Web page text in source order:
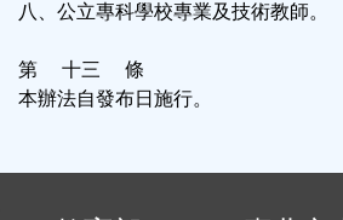
八、公立專科學校專業及技術教師。
第 十三 條
本辦法自發布日施行。